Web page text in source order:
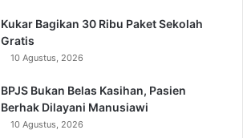
Kukar Bagikan 30 Ribu Paket Sekolah
Gratis
10 Agustus, 2026
BPJS Bukan Belas Kasihan, Pasien
Berhak Dilayani Manusiawi
10 Agustus, 2026